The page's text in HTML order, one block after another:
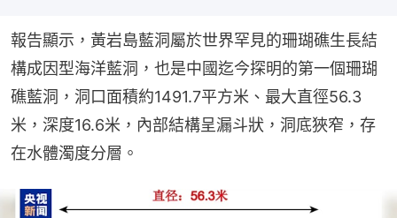
報告顯示，黃岩島藍洞屬於世界罕見的珊瑚礁生長結
構成因型海洋藍洞，也是中國迄今探明的第一個珊瑚
礁藍洞，洞口面積約1491.7平方米、最大直徑56.3
米，深度16.6米，內部結構呈漏斗狀，洞底狹窄，存
在水體濁度分層。